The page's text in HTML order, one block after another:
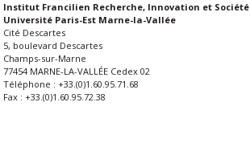
Institut Francilien Recherche, Innovation et Société
Université Paris-Est Marne-la-Vallée
Cité Descartes
5, boulevard Descartes
Champs-sur-Marne
77454 MARNE-LA-VALLÉE Cedex 02
Téléphone : +33.(0)1.60.95.71.68
Fax : +33.(0)1.60.95.72.38